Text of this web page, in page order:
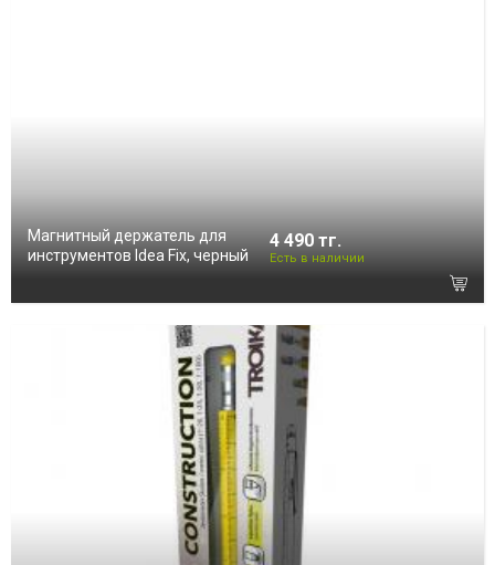
Магнитный держатель для
инструментов Idea Fix, черный
4 490 тг.
Есть в наличии